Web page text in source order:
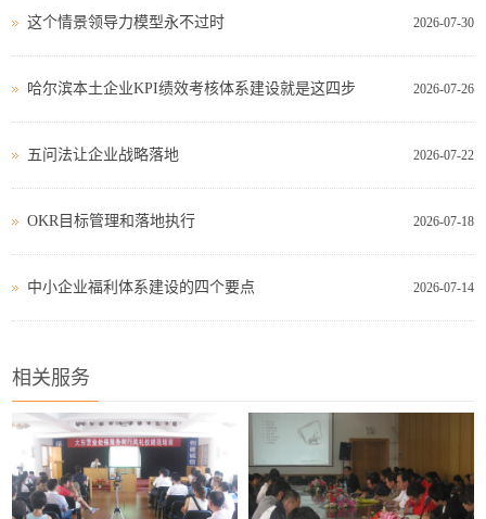
2026-07-30
这个情景领导力模型永不过时
2026-07-26
哈尔滨本土企业KPI绩效考核体系建设就是这四步
2026-07-22
五问法让企业战略落地
2026-07-18
OKR目标管理和落地执行
2026-07-14
中小企业福利体系建设的四个要点
相关服务